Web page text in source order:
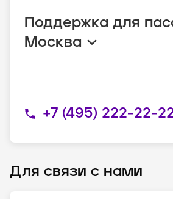
Поддержка для
Москва
+7 (495) 222-22-
Для связи с нами